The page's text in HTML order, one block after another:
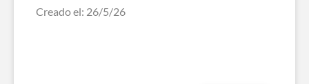
Creado el: 26/5/26